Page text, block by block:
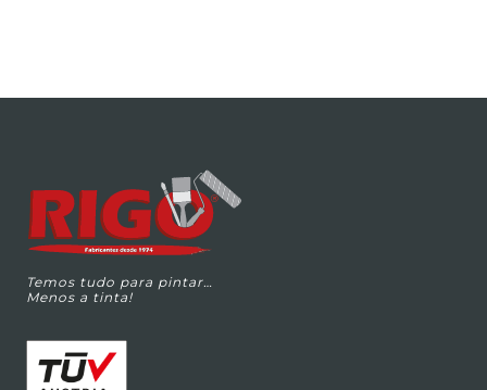
Temos tudo para pintar…
Menos a tinta!